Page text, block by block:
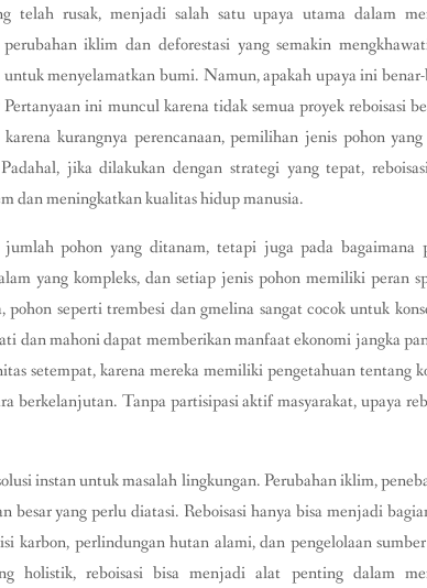
telah rusak, menjadi salah satu upaya utama dalam
iklim dan deforestasi yang semakin
untuk menyelamatkan bumi. Namun, apakah upaya ini
ini muncul karena tidak semua proyek reboisasi
kurangnya perencanaan, pemilihan jenis pohon
jika dilakukan dengan strategi yang tepat,
dan meningkatkan kualitas hidup manusia.
pohon yang ditanam, tetapi juga pada bagaimana
yang kompleks, dan setiap jenis pohon memiliki peran
seperti trembesi dan gmelina sangat cocok untuk
dan mahoni dapat memberikan manfaat ekonomi jangka
setempat, karena mereka memiliki pengetahuan tentang
berkelanjutan. Tanpa partisipasi aktif masyarakat, upaya
instan untuk masalah lingkungan. Perubahan iklim,
yang perlu diatasi. Reboisasi hanya bisa menjadi
karbon, perlindungan hutan alami, dan pengelolaan
holistik, reboisasi bisa menjadi alat penting dalam